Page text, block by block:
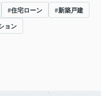
#住宅ローン #新築戸建
ョン